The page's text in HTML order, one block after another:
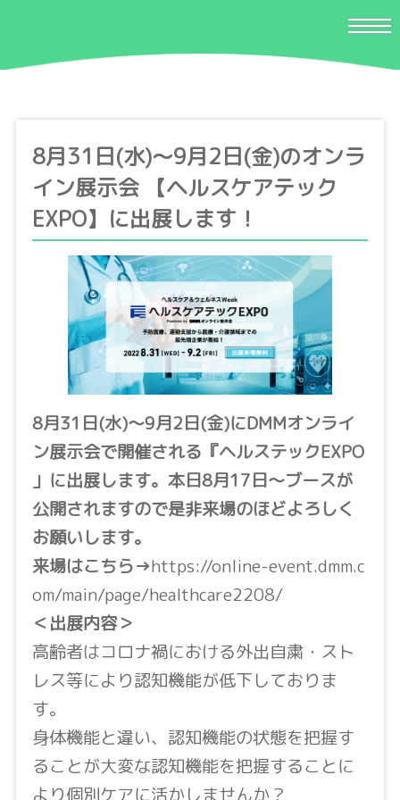
8月31日(水)〜9月2日(金)のオンラ
イン展示会 【ヘルスケアテック
EXPO】に出展します！
8月31日(水)〜9月2日(金)にDMMオンライ
ン展示会で開催される『ヘルステックEXPO
」に出展します。 本日8月17日〜ブースが
公開されますので是非来場のほどよろしく
お願いします。
来場はこちら→https://online-event.dmm.c
om/main/page/healthcare2208/
＜出展内容＞
高齢者はコロナ禍における外出自粛・スト
レス等により認知機能が低下しておりま
す。
身体機能と違い、認知機能の状態を把握す
ることが大変な認知機能を把握することに
より個別ケアに活かしませんか？